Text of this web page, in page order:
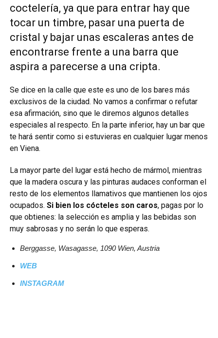
coctelería, ya que para entrar hay que
tocar un timbre, pasar una puerta de
cristal y bajar unas escaleras antes de
encontrarse frente a una barra que
aspira a parecerse a una cripta.
Se dice en la calle que este es uno de los bares más
exclusivos de la ciudad. No vamos a confirmar o refutar
esa afirmación, sino que le diremos algunos detalles
especiales al respecto. En la parte inferior, hay un bar que
te hará sentir como si estuvieras en cualquier lugar menos
en Viena.
La mayor parte del lugar está hecho de mármol, mientras
que la madera oscura y las pinturas audaces conforman el
resto de los elementos llamativos que mantienen los ojos
ocupados. Si bien los cócteles son caros, pagas por lo
que obtienes: la selección es amplia y las bebidas son
muy sabrosas y no serán lo que esperas.
Berggasse, Wasagasse, 1090 Wien, Austria
WEB
INSTAGRAM